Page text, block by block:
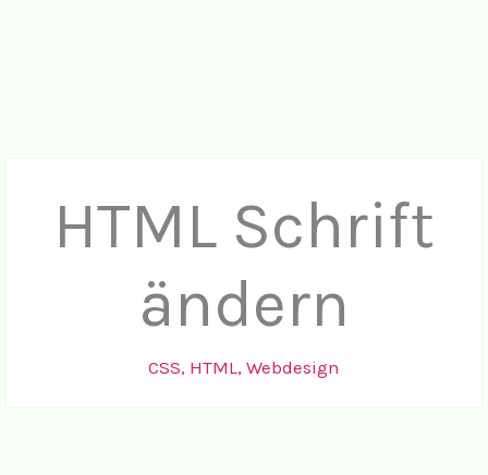
HTML Schrift
ändern
CSS, HTML, Webdesign